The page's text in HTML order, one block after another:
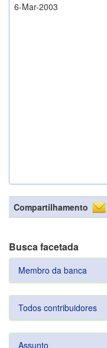
6-Mar-2003
Compartilhamento
Busca facetada
Membro da banca
Todos contribuidores
Assunto